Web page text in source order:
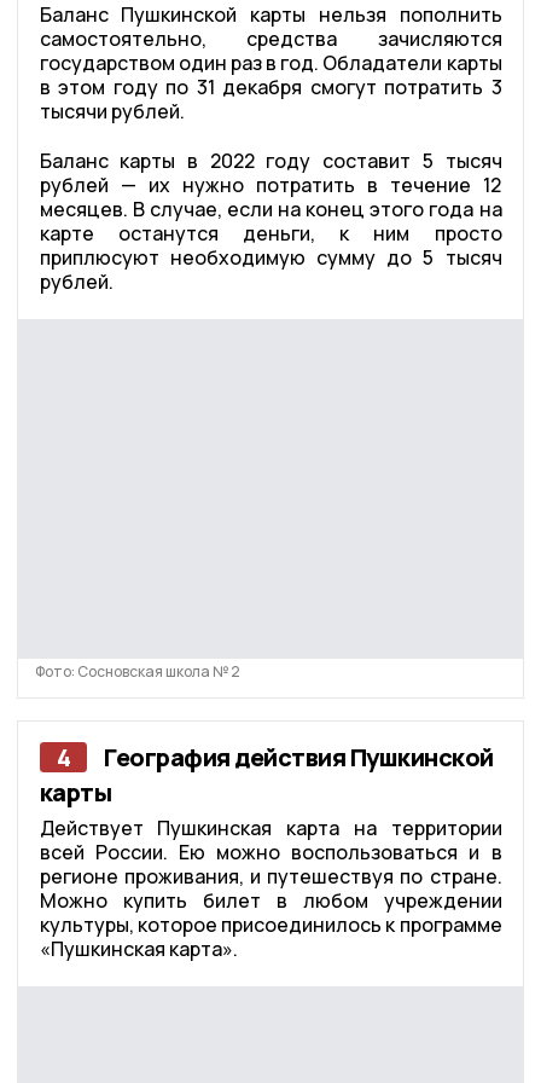
Баланс Пушкинской карты нельзя пополнить
самостоятельно, средства зачисляются
государством один раз в год. Обладатели карты
в этом году по 31 декабря смогут потратить 3
тысячи рублей.
Баланс карты в 2022 году составит 5 тысяч
рублей — их нужно потратить в течение 12
месяцев. В случае, если на конец этого года на
карте останутся деньги, к ним просто
приплюсуют необходимую сумму до 5 тысяч
рублей.
Фото: Сосновская школа № 2
4
География действия Пушкинской
карты
Действует Пушкинская карта на территории
всей России. Ею можно воспользоваться и в
регионе проживания, и путешествуя по стране.
Можно купить билет в любом учреждении
культуры, которое присоединилось к программе
«Пушкинская карта».